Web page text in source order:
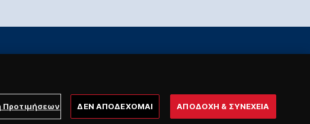
Προτιμήσεων ΔΕΝ ΑΠΟΔΕΧΟΜΑΙ ΑΠΟΔΟΧΗ & ΣΥΝΕΧΕΙΑ